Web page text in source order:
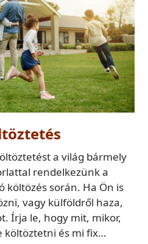
a világ bármely
rendelkezünk a
költözés során. Ha Ön is
vagy külföldről haza,
Írja le, hogy mit, mikor,
költöztetni és mi fix…